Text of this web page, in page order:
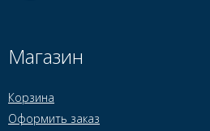
Магазин
Корзина
Оформить заказ